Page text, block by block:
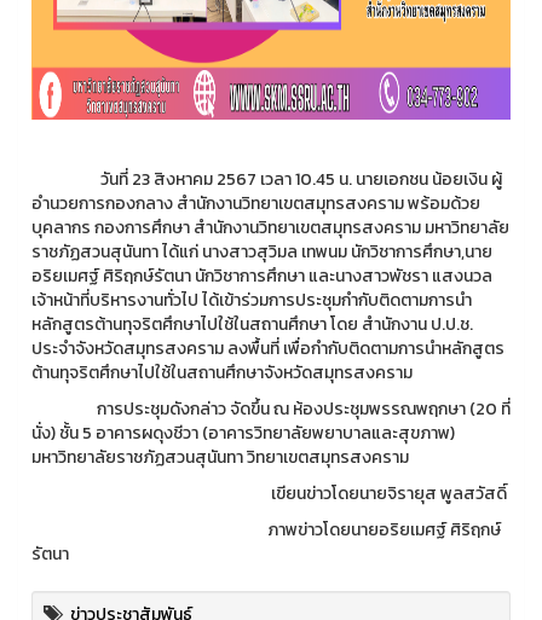
วันที่ 23 สิงหาคม 2567 เวลา 10.45 น. นายเอกชน น้อยเงิน ผู้
อำนวยการกองกลาง สำนักงานวิทยาเขตสมุทรสงคราม พร้อมด้วย
บุคลากร กองการศึกษา สำนักงานวิทยาเขตสมุทรสงคราม มหาวิทยาลัย
ราชภัฏสวนสุนันทา ได้แก่ นางสาวสุวิมล เทพนม นักวิชาการศึกษา,นาย
อริยเมศฐ์ ศิริฤกษ์รัตนา นักวิชาการศึกษา และนางสาวพัชรา แสงนวล
เจ้าหน้าที่บริหารงานทั่วไป ได้เข้าร่วมการประชุมกำกับติดตามการนำ
หลักสูตรต้านทุจริตศึกษาไปใช้ในสถานศึกษา โดย สำนักงาน ป.ป.ช.
ประจำจังหวัดสมุทรสงคราม ลงพื้นที่ เพื่อกำกับติดตามการนำหลักสูตร
ต้านทุจริตศึกษาไปใช้ในสถานศึกษาจังหวัดสมุทรสงคราม
การประชุมดังกล่าว จัดขึ้น ณ ห้องประชุมพรรณพฤกษา (20 ที่
นั่ง) ชั้น 5 อาคารผดุงชีวา (อาคารวิทยาลัยพยาบาลและสุขภาพ)
มหาวิทยาลัยราชภัฏสวนสุนันทา วิทยาเขตสมุทรสงคราม
เขียนข่าวโดยนายจิรายุส พูลสวัสดิ์
ภาพข่าวโดยนายอริยเมศฐ์ ศิริฤกษ์
รัตนา
ข่าวประชาสัมพันธ์